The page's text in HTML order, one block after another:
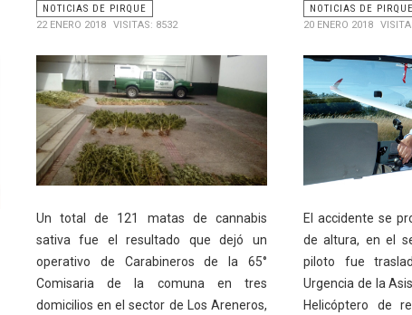
NOTICIAS DE PIRQUE
22 ENERO 2018
VISITAS: 8532
Un total de 121 matas de cannabis
sativa fue el resultado que dejó un
operativo de Carabineros de la 65°
Comisaria de la comuna en tres
domicilios en el sector de Los Areneros,
NOTICIAS DE PIRQUE
20 ENERO 2018
El accidente se
de altura, en el
piloto fue
Urgencia de la
Helicóptero de